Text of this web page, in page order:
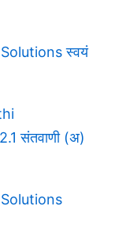
स्वयं
संतवाणी (अ)